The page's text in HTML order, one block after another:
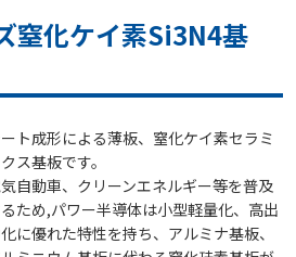
窒化ケイ素Si3N4基
ト成形による薄板、窒化ケイ素セラミ
ス基板です。
自動車、クリーンエネルギー等を普及
ため,パワー半導体は小型軽量化、高出
に優れた特性を持ち、アルミナ基板、